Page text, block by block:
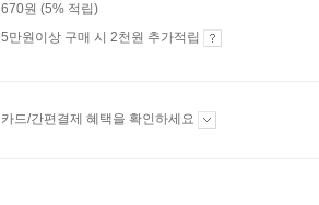
670원 (5% 적립)
5만원이상 구매 시 2천원 추가적립
카드/간편결제 혜택을 확인하세요